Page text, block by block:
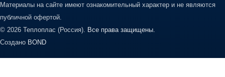
Материалы на сайте имеют ознакомительный характер и не являются
публичной офертой.
© 2026 Теплоплас (Россия). Все права защищены.
Создано BOND